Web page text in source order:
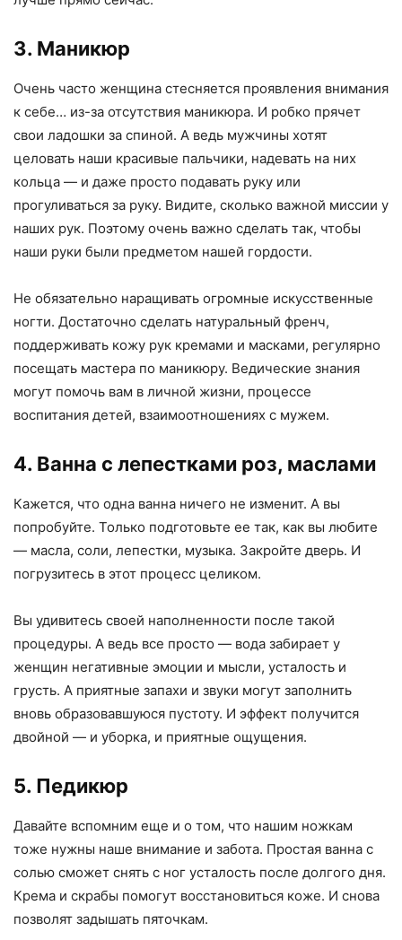
3. Маникюр
Очень часто женщина стесняется проявления внимания
к себе… из-за отсутствия маникюра. И робко прячет
свои ладошки за спиной. А ведь мужчины хотят
целовать наши красивые пальчики, надевать на них
кольца — и даже просто подавать руку или
прогуливаться за руку. Видите, сколько важной миссии у
наших рук. Поэтому очень важно сделать так, чтобы
наши руки были предметом нашей гордости.
Не обязательно наращивать огромные искусственные
ногти. Достаточно сделать натуральный френч,
поддерживать кожу рук кремами и масками, регулярно
посещать мастера по маникюру. Ведические знания
могут помочь вам в личной жизни, процессе
воспитания детей, взаимоотношениях с мужем.
4. Ванна с лепестками роз, маслами
Кажется, что одна ванна ничего не изменит. А вы
попробуйте. Только подготовьте ее так, как вы любите
— масла, соли, лепестки, музыка. Закройте дверь. И
погрузитесь в этот процесс целиком.
Вы удивитесь своей наполненности после такой
процедуры. А ведь все просто — вода забирает у
женщин негативные эмоции и мысли, усталость и
грусть. А приятные запахи и звуки могут заполнить
вновь образовавшуюся пустоту. И эффект получится
двойной — и уборка, и приятные ощущения.
5. Педикюр
Давайте вспомним еще и о том, что нашим ножкам
тоже нужны наше внимание и забота. Простая ванна с
солью сможет снять с ног усталость после долгого дня.
Крема и скрабы помогут восстановиться коже. И снова
позволят задышать пяточкам.